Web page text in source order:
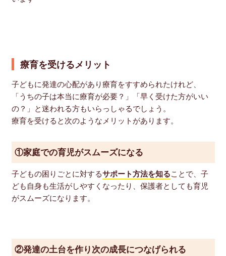
療育を受けるメリット
子どもに発達の心配があり療育をすすめられたけれど、
「うちの子は本当に療育が必要？」「早く受けた方がいい
の？」と迷われる方もいらっしゃるでしょう。
療育を受けると次のようなメリットがあります。
①家庭での育児がスムーズになる
子どもの困りごとに対するサポート方法を知ることで、子
ども自身も生活がしやすくなったり、保護者としても育児
がスムーズになります。
②発達の土台を作り次の成長につなげられる